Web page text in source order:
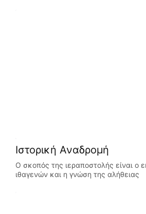
Ιστορική Αναδρομή
Ο σκοπός της ιεραποστολής είναι ο
ιθαγενών και η γνώση της αλήθειας